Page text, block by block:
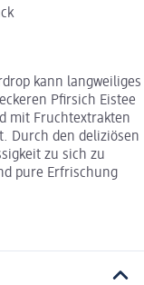
kann langweiliges
Pfirsich Eistee
mit Fruchtextrakten
Durch den deliziösen
zu sich zu
pure Erfrischung